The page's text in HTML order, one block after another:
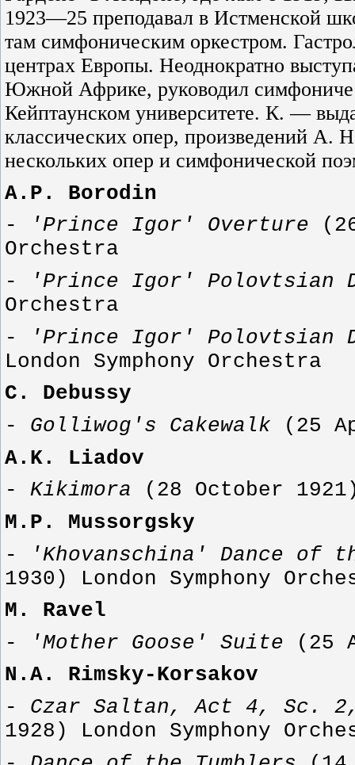
1923—25 преподавал в Истменской
там симфоническим оркестром.
центрах Европы. Неоднократно
Южной Африке, руководил
Кейптаунском университете. К. —
классических опер, произведений А.
нескольких опер и симфонической
A.P. Borodin
-
'Prince Igor' Overture (
Orchestra
-
'Prince Igor' Polovtsian
Orchestra
-
'Prince Igor' Polovtsian
London Symphony Orchestra
C. Debussy
- Golliwog's Cakewalk (25
A.K. Liadov
- Kikimora (28 October
M.P. Mussorgsky
-
'Khovanschina' Dance of
1930) London Symphony
M. Ravel
-
'Mother Goose' Suite
(25
N.A. Rimsky-Korsakov
- Czar Saltan, Act 4, Sc.
1928) London Symphony